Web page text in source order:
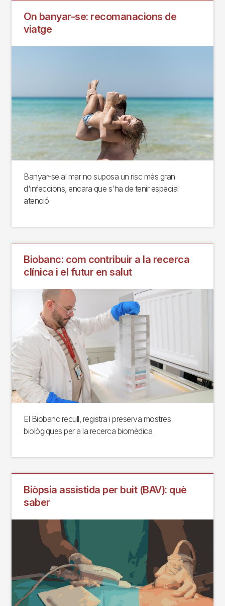
On banyar-se: recomanacions de
viatge
Banyar-se al mar no suposa un risc més gran
d'infeccions, encara que s'ha de tenir especial
atenció.
Biobanc: com contribuir a la recerca
clínica i el futur en salut
El Biobanc recull, registra i preserva mostres
biològiques per a la recerca biomèdica.
Biòpsia assistida per buit (BAV): què
saber